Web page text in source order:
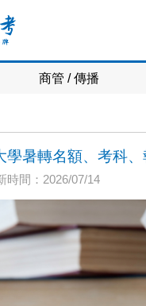
商管 / 傳播
暑轉名額、考科、
時間：2026/07/14